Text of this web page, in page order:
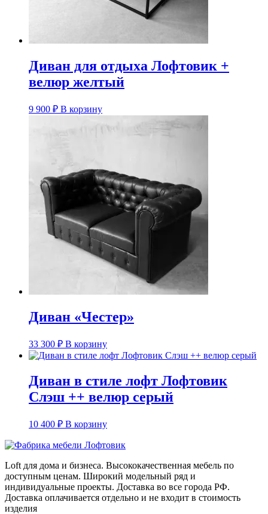
Диван для отдыха Лофтовик +
велюр желтый
9 900 ₽ В корзину
Диван «Честер»
33 300 ₽ В корзину
Диван в стиле лофт Лофтовик
Слэш ++ велюр серый
10 400 ₽ В корзину
Loft для дома и бизнеса. Высококачественная мебель по
доступным ценам. Широкий модельный ряд и
индивидуальные проекты. Доставка во все города РФ.
Доставка оплачивается отдельно и не входит в стоимость
изделия